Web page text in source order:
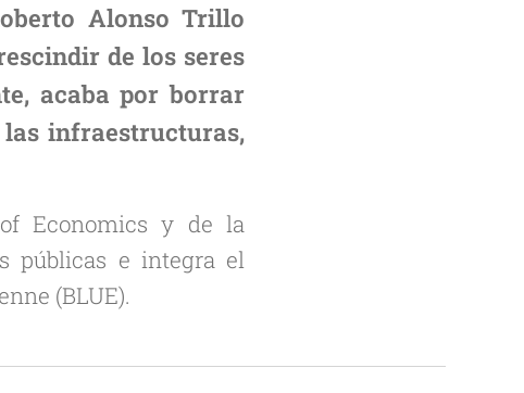
Alonso Trillo
de los seres
acaba por borrar
infraestructuras,
Economics y de la
públicas e integra el
(BLUE).